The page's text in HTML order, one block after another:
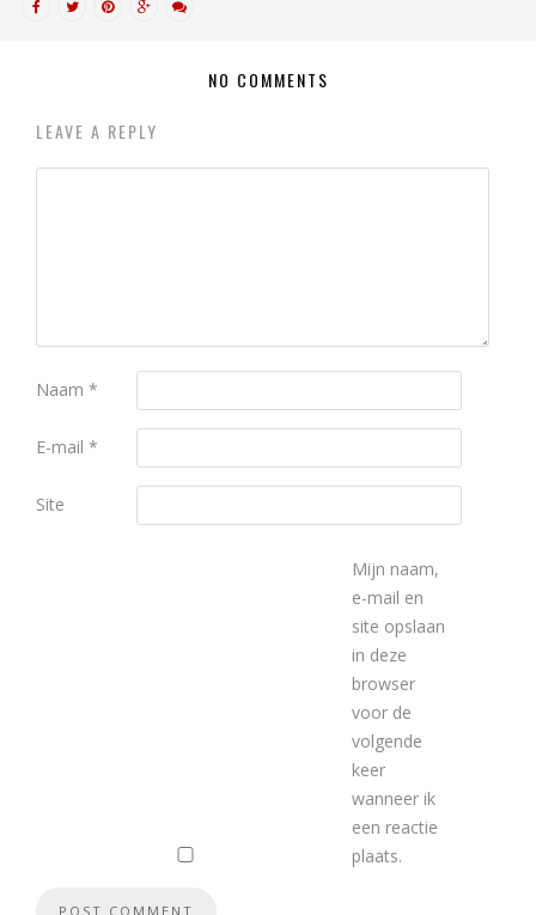
NO COMMENTS
LEAVE A REPLY
Naam *
E-mail *
Site
Mijn naam,
e-mail en
site opslaan
in deze
browser
voor de
volgende
keer
wanneer ik
een reactie
plaats.